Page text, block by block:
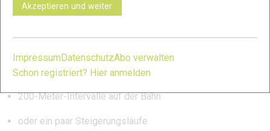
fünf Kilometer im geplanten Marathon-Wettkampftempo
200-Meter-Intervalle auf der Bahn
oder ein paar Steigerungsläufe
Akzeptieren und weiter
ImpressumDatenschutzAbo verwalten
Schon registriert? Hier anmelden